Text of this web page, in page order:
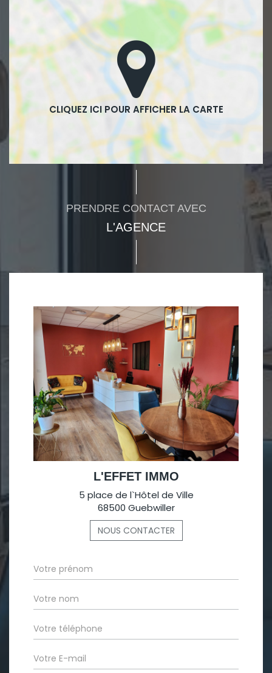
PRENDRE CONTACT AVEC
L'AGENCE
L'EFFET IMMO
5 place de l`Hôtel de Ville
68500 Guebwiller
NOUS CONTACTER